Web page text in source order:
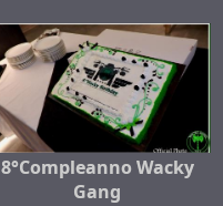
8°Compleanno Wacky
Gang